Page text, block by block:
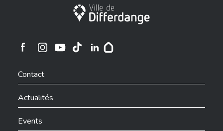
Ville de Differdange
Ville de Differdange sur Instagram
Contact
Actualités
Events